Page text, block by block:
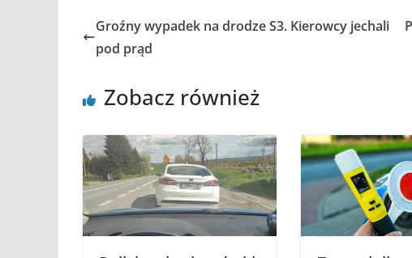
Groźny wypadek na drodze S3. Kierowcy jechali
pod prąd
Zobacz również